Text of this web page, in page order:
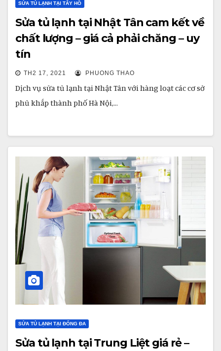
SỬA TỦ LẠNH TẠI TÂY HỒ
Sửa tủ lạnh tại Nhật Tân cam kết về
chất lượng – giá cả phải chăng – uy
tín
TH2 17, 2021 PHUONG THAO
Dịch vụ sửa tủ lạnh tại Nhật Tân với hàng loạt các cơ sở
phủ khắp thành phố Hà Nội,…
SỬA TỦ LẠNH TẠI ĐỐNG ĐA
Sửa tủ lạnh tại Trung Liệt giá rẻ –